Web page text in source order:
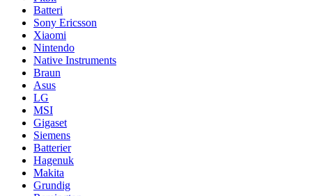
Batteri
Sony Ericsson
Xiaomi
Nintendo
Native Instruments
Braun
Asus
LG
MSI
Gigaset
Siemens
Batterier
Hagenuk
Makita
Grundig